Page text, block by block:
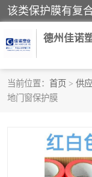
德州佳诺
当前位置： 首页 > 供
地门窗保护膜
pe保护膜
地毯保护膜
拉伸缠绕膜